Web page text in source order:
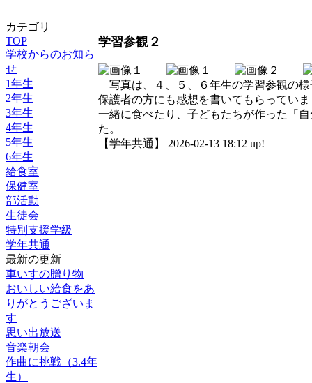
カテゴリ
TOP
学校からのお知ら
せ
1年生
2年生
3年生
4年生
5年生
6年生
給食室
保健室
部活動
生徒会
特別支援学級
学年共通
最新の更新
車いすの贈り物
おいしい給食をあ
りがとうございま
す
思い出放送
音楽朝会
作曲に挑戦（3.4年
生）
学習参観２
写真は、４、５、６年生の学習参観の
保護者の方にも感想を書いてもらってい
一緒に食べたり、子どもたちが作った「
た。
【学年共通】 2026-02-13 18:12 up!